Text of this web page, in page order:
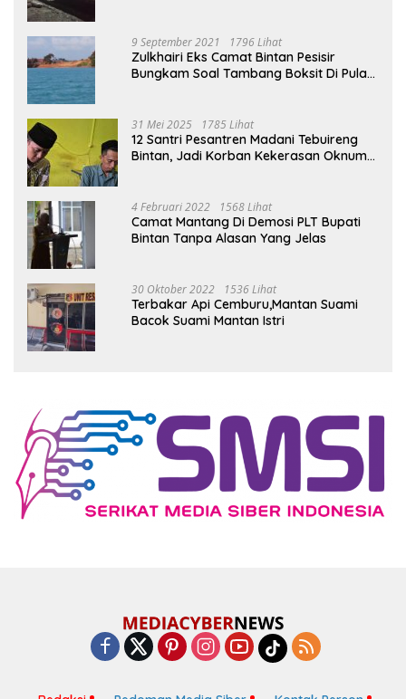
9 September 2021 1796 Lihat
Zulkhairi Eks Camat Bintan Pesisir
Bungkam Soal Tambang Boksit Di Pulau
31 Mei 2025 1785 Lihat
12 Santri Pesantren Madani Tebuireng
Bintan, Jadi Korban Kekerasan Oknum
4 Februari 2022 1568 Lihat
Camat Mantang Di Demosi PLT Bupati
Bintan Tanpa Alasan Yang Jelas
30 Oktober 2022 1536 Lihat
Terbakar Api Cemburu,Mantan Suami
Bacok Suami Mantan Istri